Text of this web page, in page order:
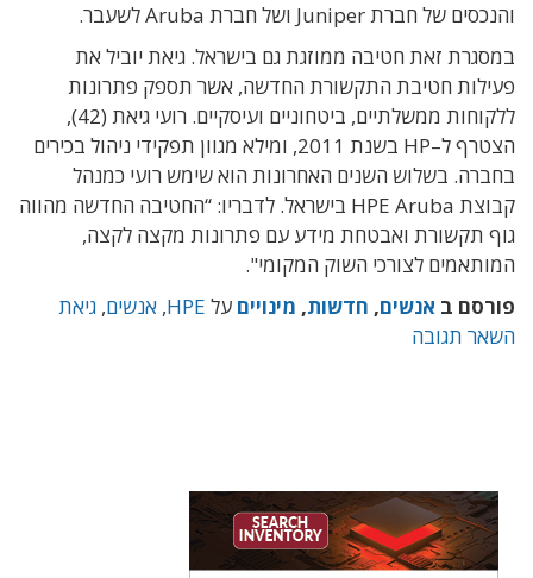
והנכסים של חברתJuniper ושל חברת Aruba לשעבר
.
במסגרת זאת חטיבה ממוזגת גם בישראל. גיאת יוביל את
פעילות חטיבת התקשורת החדשה, אשר תספק פתרונות
ללקוחות ממשלתיים, ביטחוניים ועיסקיים. רועי גיאת (42),
הצטרף ל–
HP בשנת 2011, ומילא מגוון תפקידי ניהול בכירים
בחברה. בשלוש השנים האחרונות הוא שימש רועי כמנהל
קבוצת HPE Aruba בישראל. לדבריו: “החטיבה החדשה מהווה
גוף תקשורת ואבטחת מידע עם פתרונות מקצה לקצה,
המותאמים לצורכי השוק המקומי".
פורסם ב אנשים, חדשות, מינויים על HPE
, אנשים, גיאת
השאר תגובה